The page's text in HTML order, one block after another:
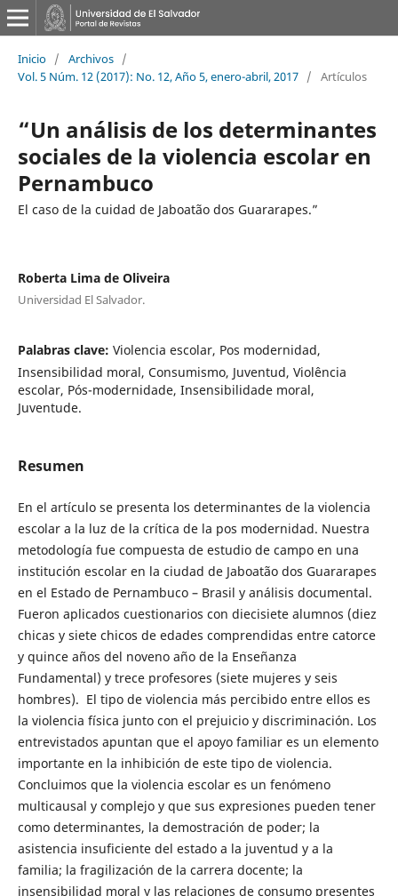
Inicio / Archivos /
Vol. 5 Núm. 12 (2017): No. 12, Año 5, enero-abril, 2017 / Artículos
“Un análisis de los determinantes
sociales de la violencia escolar en
Pernambuco
El caso de la cuidad de Jaboatão dos Guararapes.”
Roberta Lima de Oliveira
Universidad El Salvador.
Palabras clave: Violencia escolar, Pos modernidad,
Insensibilidad moral, Consumismo, Juventud, Violência
escolar, Pós-modernidade, Insensibilidade moral,
Juventude.
Resumen
En el artículo se presenta los determinantes de la violencia
escolar a la luz de la crítica de la pos modernidad. Nuestra
metodología fue compuesta de estudio de campo en una
institución escolar en la ciudad de Jaboatão dos Guararapes
en el Estado de Pernambuco – Brasil y análisis documental.
Fueron aplicados cuestionarios con diecisiete alumnos (diez
chicas y siete chicos de edades comprendidas entre catorce
y quince años del noveno año de la Enseñanza
Fundamental) y trece profesores (siete mujeres y seis
hombres). El tipo de violencia más percibido entre ellos es
la violencia física junto con el prejuicio y discriminación. Los
entrevistados apuntan que el apoyo familiar es un elemento
importante en la inhibición de este tipo de violencia.
Concluimos que la violencia escolar es un fenómeno
multicausal y complejo y que sus expresiones pueden tener
como determinantes, la demostración de poder; la
asistencia insuficiente del estado a la juventud y a la
familia; la fragilización de la carrera docente; la
insensibilidad moral y las relaciones de consumo presentes